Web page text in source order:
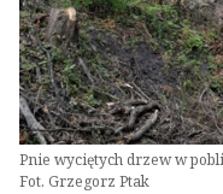
Pnie wyciętych drzew w
Fot. Grzegorz Ptak